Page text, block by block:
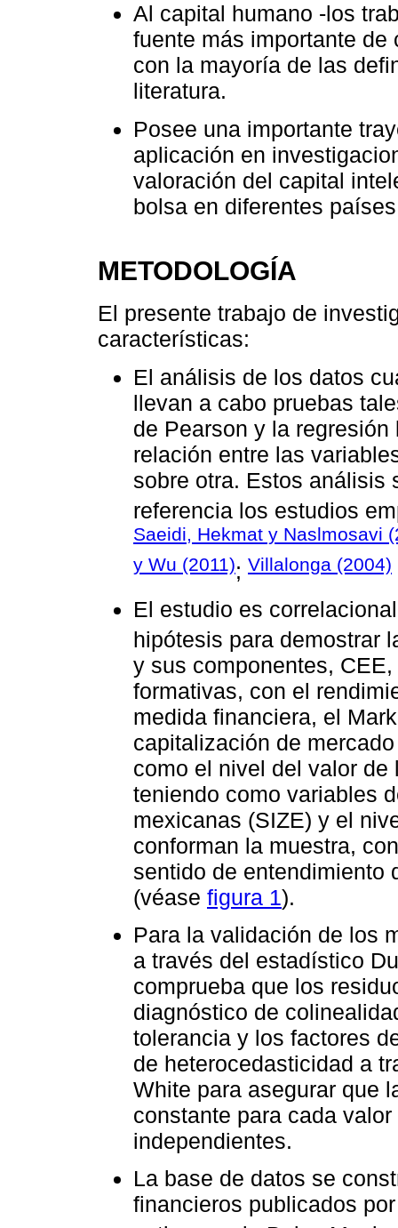
Al capital humano -los
fuente más importante
con la mayoría de las
literatura.
Posee una importante
aplicación en
valoración del capital
bolsa en diferentes
METODOLOGÍA
El presente trabajo de
características:
El análisis de los datos
llevan a cabo pruebas
de Pearson y la
relación entre las
sobre otra. Estos análisis
referencia los estudios
Saeidi, Hekmat y Naslmosavi
y Wu (2011); Villalonga (2004)
El estudio es
hipótesis para demostrar
y sus componentes,
formativas, con el
medida financiera, el
capitalización de
como el nivel del valor
teniendo como variables
mexicanas (SIZE) y el
conforman la muestra,
sentido de entendimiento
(véase figura 1).
Para la validación de los
a través del estadístico
comprueba que los
diagnóstico de
tolerancia y los factores
de heterocedasticidad a
White para asegurar que
constante para cada
independientes.
La base de datos se
financieros publicados